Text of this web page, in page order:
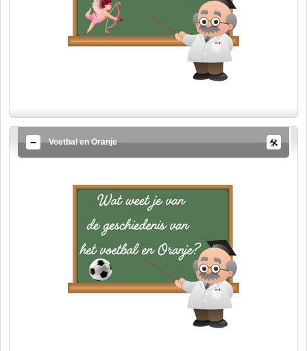
Voetbal en Oranje